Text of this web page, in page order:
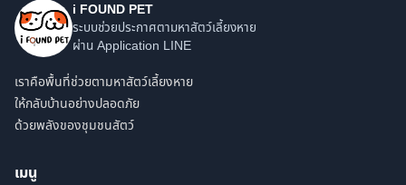
i FOUND PET
ระบบช่วยประกาศตามหาสัตว์เลี้ยงหาย
ผ่าน Application LINE
เราคือพื้นที่ช่วยตามหาสัตว์เลี้ยงหาย
ให้กลับบ้านอย่างปลอดภัย
ด้วยพลังของชุมชนสัตว์
เมนู